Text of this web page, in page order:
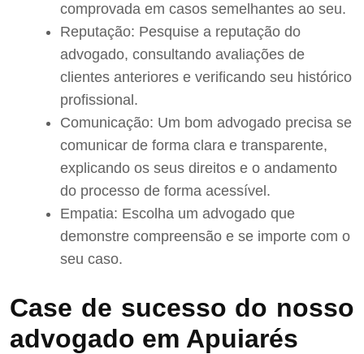
comprovada em casos semelhantes ao seu.
Reputação: Pesquise a reputação do
advogado, consultando avaliações de
clientes anteriores e verificando seu histórico
profissional.
Comunicação: Um bom advogado precisa se
comunicar de forma clara e transparente,
explicando os seus direitos e o andamento
do processo de forma acessível.
Empatia: Escolha um advogado que
demonstre compreensão e se importe com o
seu caso.
Case de sucesso do nosso
advogado em Apuiarés